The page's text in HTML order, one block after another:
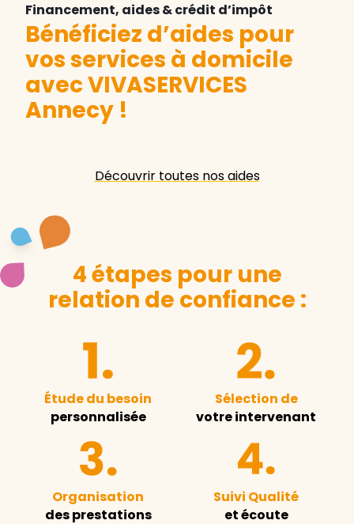
Financement, aides & crédit d’impôt
Bénéficiez d’aides pour
vos services à domicile
avec VIVASERVICES
Annecy !
Découvrir toutes nos aides
4 étapes pour une
relation de confiance :
Étude du besoin
personnalisée
Sélection de
votre intervenant
Organisation
des prestations
Suivi Qualité
et écoute